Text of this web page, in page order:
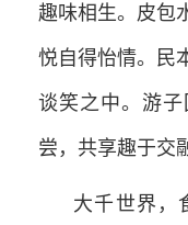
趣味相生。皮包
悦自得怡情。民
谈笑之中。游
尝，共享趣于交
大千世界，